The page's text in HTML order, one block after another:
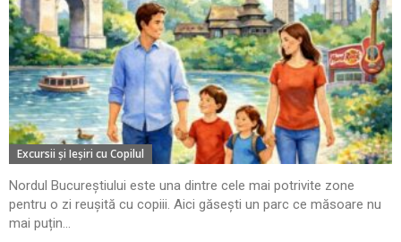
Excursii şi Ieşiri cu Copilul
Nordul Bucureștiului este una dintre cele mai potrivite zone
pentru o zi reușită cu copiii. Aici găsești un parc ce măsoare nu
mai puțin...